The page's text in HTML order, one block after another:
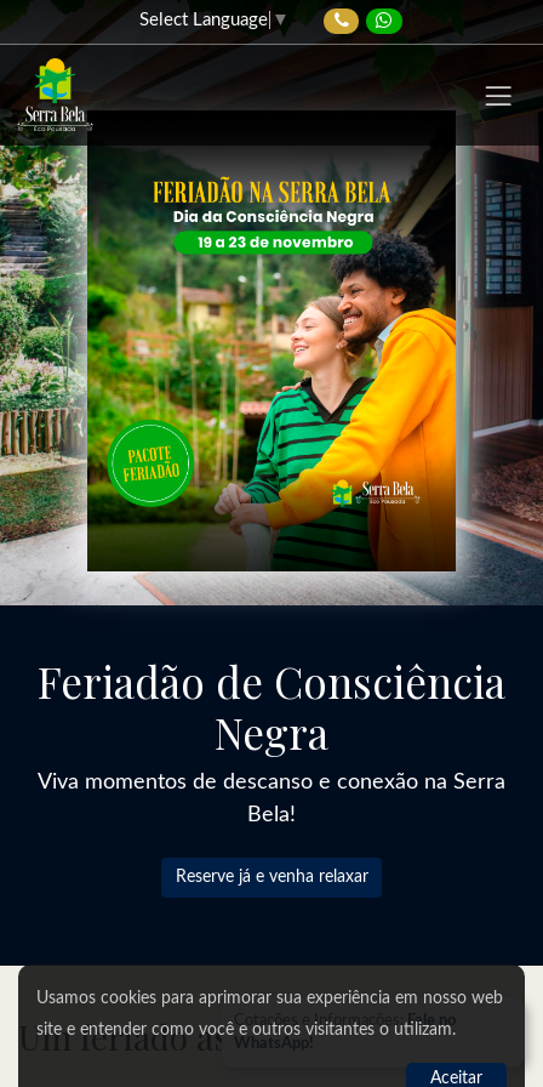
Select Language ▼
Feriadão de Consciência
Negra
Viva momentos de descanso e conexão na Serra
Bela!
Reserve já e venha relaxar
Um feriado assim:
Usamos cookies para aprimorar sua experiência em nosso web
site e entender como você e outros visitantes o utilizam.
Aceitar
Cotações e Informações: Fale no
WhatsApp!